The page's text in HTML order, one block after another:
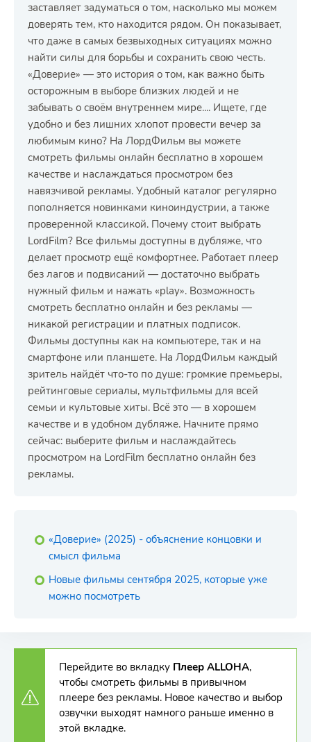
заставляет задуматься о том, насколько мы можем
доверять тем, кто находится рядом. Он показывает,
что даже в самых безвыходных ситуациях можно
найти силы для борьбы и сохранить свою честь.
«Доверие» — это история о том, как важно быть
осторожным в выборе близких людей и не
забывать о своём внутреннем мире.... Ищете, где
удобно и без лишних хлопот провести вечер за
любимым кино? На ЛордФильм вы можете
смотреть фильмы онлайн бесплатно в хорошем
качестве и наслаждаться просмотром без
навязчивой рекламы. Удобный каталог регулярно
пополняется новинками киноиндустрии, а также
проверенной классикой. Почему стоит выбрать
LordFilm? Все фильмы доступны в дубляже, что
делает просмотр ещё комфортнее. Работает плеер
без лагов и подвисаний — достаточно выбрать
нужный фильм и нажать «play». Возможность
смотреть бесплатно онлайн и без рекламы —
никакой регистрации и платных подписок.
Фильмы доступны как на компьютере, так и на
смартфоне или планшете. На ЛордФильм каждый
зритель найдёт что-то по душе: громкие премьеры,
рейтинговые сериалы, мультфильмы для всей
семьи и культовые хиты. Всё это — в хорошем
качестве и в удобном дубляже. Начните прямо
сейчас: выберите фильм и наслаждайтесь
просмотром на LordFilm бесплатно онлайн без
рекламы.
«Доверие» (2025) - объяснение концовки и
смысл фильма
Новые фильмы сентября 2025, которые уже
можно посмотреть
Перейдите во вкладку Плеер ALLOHA,
чтобы смотреть фильмы в привычном
плеере без рекламы. Новое качество и выбор
озвучки выходят намного раньше именно в
этой вкладке.